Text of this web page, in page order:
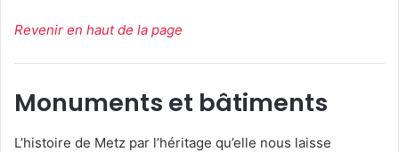
Revenir en haut de la page
Monuments et bâtiments
L’histoire de Metz par l’héritage qu’elle nous laisse